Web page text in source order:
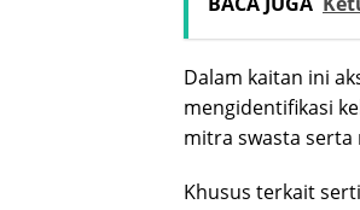
Dalam kaitan ini
mengidentifikasi
mitra swasta
Khusus terkait